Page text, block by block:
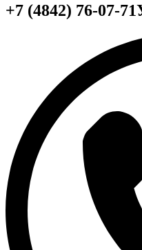
+7 (4842) 76-07-71